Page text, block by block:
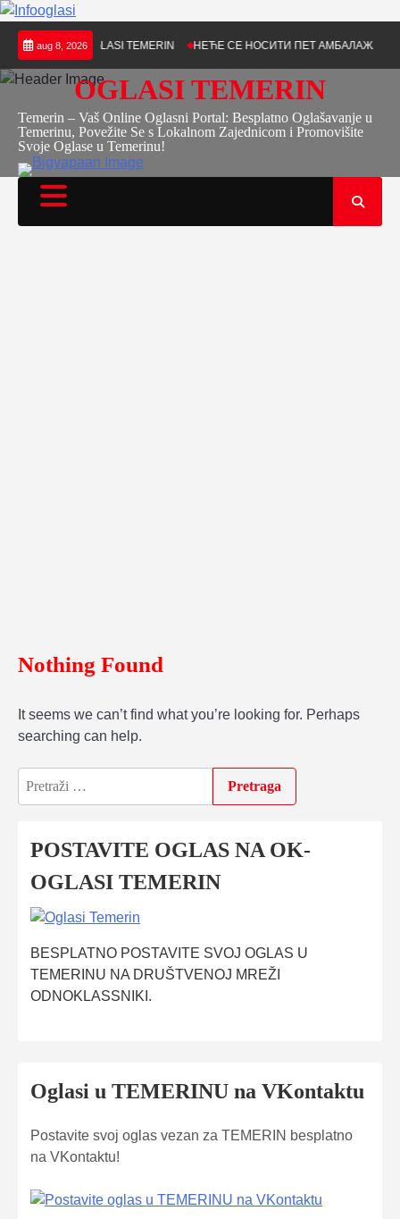
Skip
content
aug 8, 2026
Paks – OGLASI TEMERIN НЕЋЕ СЕ НОСИТИ ПЕТ АМБАЛАЖА — ЈКП
OGLASI TEMERIN
Temerin – Vaš Online Oglasni Portal: Besplatno Oglašavanje u
Temerinu, Povežite Se s Lokalnom Zajednicom i Promovišite
Svoje Oglase u Temerinu!
Nothing Found
It seems we can’t find what you’re looking for. Perhaps
searching can help.
Pretraga:
POSTAVITE OGLAS NA OK-
OGLASI TEMERIN
BESPLATNO POSTAVITE SVOJ OGLAS U
TEMERINU NA DRUŠTVENOJ MREŽI
ODNOKLASSNIKI.
Oglasi u TEMERINU na VKontaktu
Postavite svoj oglas vezan za TEMERIN besplatno
na VKontaktu!